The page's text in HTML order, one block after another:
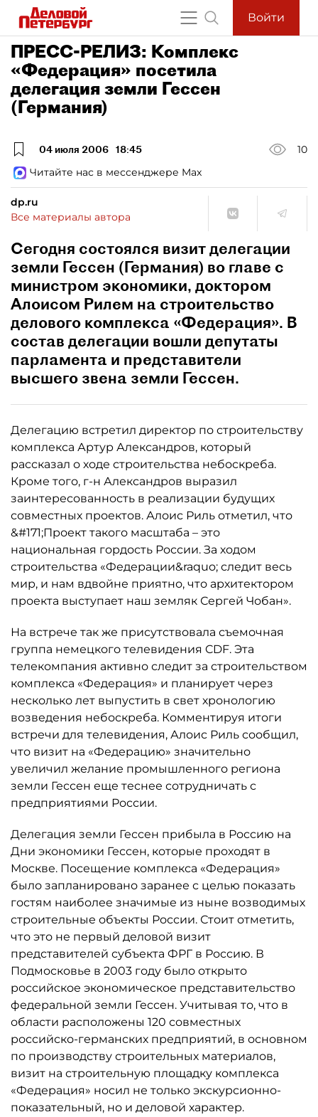
Войти
ПРЕСС-РЕЛИЗ: Комплекс
«Федерация» посетила
делегация земли Гессен
(Германия)
04 июля 2006 18:45
10
Читайте нас в мессенджере Max
dp.ru
Все материалы автора
Сегодня состоялся визит делегации
земли Гессен (Германия) во главе с
министром экономики, доктором
Алоисом Рилем на строительство
делового комплекса «Федерация». В
состав делегации вошли депутаты
парламента и представители
высшего звена земли Гессен.
Делегацию встретил директор по строительству
комплекса Артур Александров, который
рассказал о ходе строительства небоскреба.
Кроме того, г-н Александров выразил
заинтересованность в реализации будущих
совместных проектов. Алоис Риль отметил, что
&#171;Проект такого масштаба – это
национальная гордость России. За ходом
строительства «Федерации&raquo; следит весь
мир, и нам вдвойне приятно, что архитектором
проекта выступает наш земляк Сергей Чобан».
На встрече так же присутствовала съемочная
группа немецкого телевидения CDF. Эта
телекомпания активно следит за строительством
комплекса «Федерация» и планирует через
несколько лет выпустить в свет хронологию
возведения небоскреба. Комментируя итоги
встречи для телевидения, Алоис Риль сообщил,
что визит на «Федерацию» значительно
увеличил желание промышленного региона
земли Гессен еще теснее сотрудничать с
предприятиями России.
Делегация земли Гессен прибыла в Россию на
Дни экономики Гессен, которые проходят в
Москве. Посещение комплекса «Федерация»
было запланировано заранее с целью показать
гостям наиболее значимые из ныне возводимых
строительные объекты России. Стоит отметить,
что это не первый деловой визит
представителей субъекта ФРГ в Россию. В
Подмосковье в 2003 году было открыто
российское экономическое представительство
федеральной земли Гессен. Учитывая то, что в
области расположены 120 совместных
российско-германских предприятий, в основном
по производству строительных материалов,
визит на строительную площадку комплекса
«Федерация» носил не только экскурсионно-
показательный, но и деловой характер.